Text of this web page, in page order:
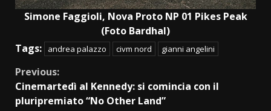
Simone Faggioli, Nova Proto NP 01 Pikes Peak
(Foto Bardhal)
Tags:
andrea palazzo civm nord gianni angelini
Continue
Reading
Previous:
Cinemartedì al Kennedy: si comincia con il
pluripremiato “No Other Land”